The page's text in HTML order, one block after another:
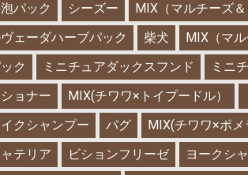
パック
シーズー
MIX（マルチーズ＆
ェーダハーブパック
柴犬 MIX（マル
ク
ミニチュアダックスフンド
ミニ
ョナー
MIX(チワワ×トイプードル）
クシャンプー
パグ MIX(チワワ×ポメ
テリア
ビションフリーゼ
ヨークシ